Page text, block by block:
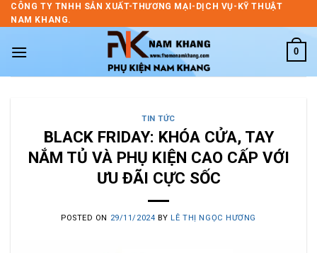
Skip
to
CÔNG TY TNHH SẢN XUẤT-THƯƠNG MẠI-DỊCH VỤ-KỸ THUẬT
NAM KHANG.
0
TIN TỨC
BLACK FRIDAY: KHÓA CỬA, TAY
NẮM TỦ VÀ PHỤ KIỆN CAO CẤP VỚI
ƯU ĐÃI CỰC SỐC
POSTED ON 29/11/2024 BY LÊ THỊ NGỌC HƯƠNG